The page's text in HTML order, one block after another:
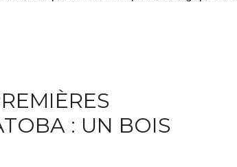
: UN BOIS